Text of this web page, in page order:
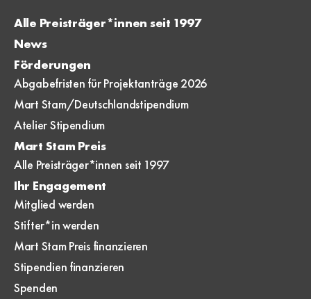
Alle Preisträger*innen seit 1997
News
Förderungen
Abgabefristen für Projektanträge 2026
Mart Stam/Deutschlandstipendium
Atelier Stipendium
Mart Stam Preis
Alle Preisträger*innen seit 1997
Ihr Engagement
Mitglied werden
Stifter*in werden
Mart Stam Preis finanzieren
Stipendien finanzieren
Spenden